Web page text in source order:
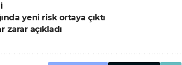
yeni risk ortaya çıktı
açıkladı